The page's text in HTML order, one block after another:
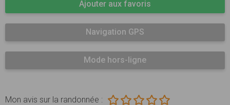
Ajouter aux favoris
Navigation GPS
Mode hors-ligne
Mon avis sur la randonnée :